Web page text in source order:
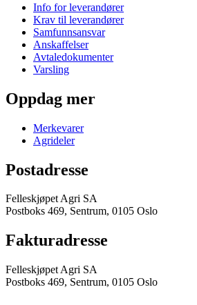
Info for leverandører
Krav til leverandører
Samfunnsansvar
Anskaffelser
Avtaledokumenter
Varsling
Oppdag mer
Merkevarer
Agrideler
Postadresse
Felleskjøpet Agri SA
Postboks 469, Sentrum, 0105 Oslo
Fakturadresse
Felleskjøpet Agri SA
Postboks 469, Sentrum, 0105 Oslo